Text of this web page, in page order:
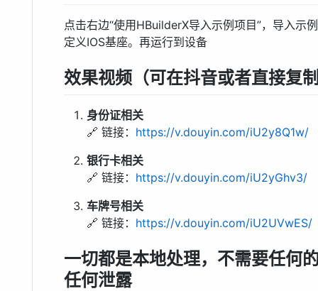
点击右边“使用HBuilderX导入示例项目”，导入示
定义IOS基座。再运行到设备
效果视频（可在抖音或者直接复
身份证相关
🔗 链接： https://v.douyin.com/iU2y8Q1w/
银行卡相关
🔗 链接： https://v.douyin.com/iU2yGhv3/
车牌号相关
🔗 链接： https://v.douyin.com/iU2UVwES/
一切都是本地处理，不需要任何
任何泄露